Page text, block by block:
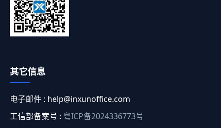
其它信息
电子邮件 : help@inxunoffice.com
工信部备案号 : 粤ICP备2024336773号